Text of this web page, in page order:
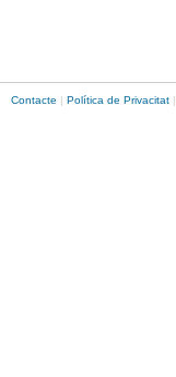
Contacte | Política de Privacitat |